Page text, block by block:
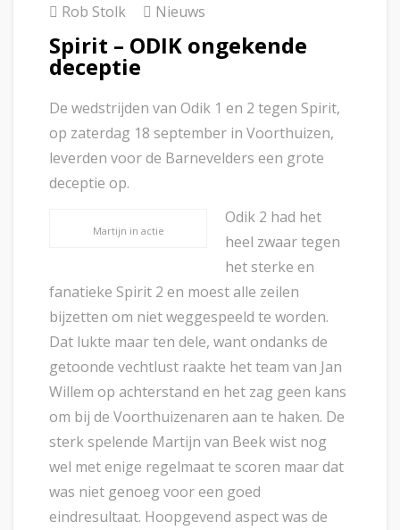
Rob Stolk Nieuws
Spirit – ODIK ongekende
deceptie
De wedstrijden van Odik 1 en 2 tegen Spirit,
op zaterdag 18 september in Voorthuizen,
leverden voor de Barnevelders een grote
deceptie op.
Martijn in actie
Odik 2 had het
heel zwaar tegen
het sterke en
fanatieke Spirit 2 en moest alle zeilen
bijzetten om niet weggespeeld te worden.
Dat lukte maar ten dele, want ondanks de
getoonde vechtlust raakte het team van Jan
Willem op achterstand en het zag geen kans
om bij de Voorthuizenaren aan te haken. De
sterk spelende Martijn van Beek wist nog
wel met enige regelmaat te scoren maar dat
was niet genoeg voor een goed
eindresultaat. Hoopgevend aspect was de